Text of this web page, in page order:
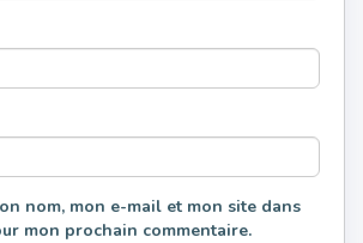
nom, mon e-mail et mon site dans
mon prochain commentaire.